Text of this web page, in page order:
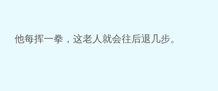
他每挥一拳，这老人就会往后退几步。